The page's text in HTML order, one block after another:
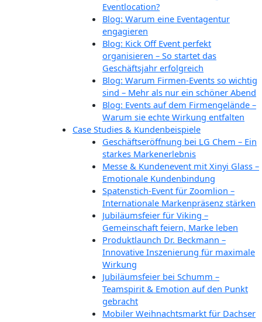
Eventlocation?
Blog: Warum eine Eventagentur
engagieren
Blog: Kick Off Event perfekt
organisieren – So startet das
Geschäftsjahr erfolgreich
Blog: Warum Firmen-Events so wichtig
sind – Mehr als nur ein schöner Abend
Blog: Events auf dem Firmengelände –
Warum sie echte Wirkung entfalten
Case Studies & Kundenbeispiele
Geschäftseröffnung bei LG Chem – Ein
starkes Markenerlebnis
Messe & Kundenevent mit Xinyi Glass –
Emotionale Kundenbindung
Spatenstich-Event für Zoomlion –
Internationale Markenpräsenz stärken
Jubiläumsfeier für Viking –
Gemeinschaft feiern, Marke leben
Produktlaunch Dr. Beckmann –
Innovative Inszenierung für maximale
Wirkung
Jubiläumsfeier bei Schumm –
Teamspirit & Emotion auf den Punkt
gebracht
Mobiler Weihnachtsmarkt für Dachser